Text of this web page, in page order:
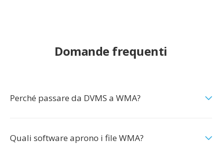
Domande frequenti
Perché passare da DVMS a WMA?
Quali software aprono i file WMA?